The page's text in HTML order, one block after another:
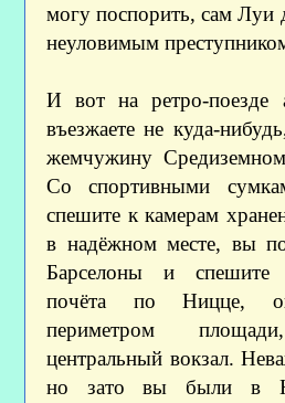
могу поспорить, сам Луи
неуловимым
И вот на ретро-
въезжаете не куда-
жемчужину
Со спортивными
спешите к камерам
в надёжном месте, вы
Барселоны и спешите
почёта по Ницце,
периметром
центральный вокзал.
но зато вы были в